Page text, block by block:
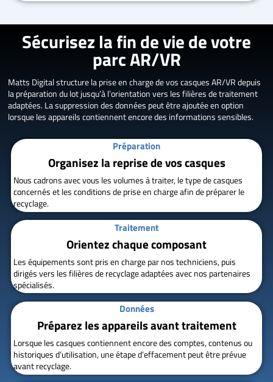
Sécurisez la fin de vie de votre
parc AR/VR
Matts Digital structure la prise en charge de vos casques AR/VR depuis
la préparation du lot jusqu’à l’orientation vers les filières de traitement
adaptées. La suppression des données peut être ajoutée en option
lorsque les appareils contiennent encore des informations sensibles.
Préparation
Organisez la reprise de vos casques
Nous cadrons avec vous les volumes à traiter, le type de casques
concernés et les conditions de prise en charge afin de préparer le
recyclage.
Traitement
Orientez chaque composant
Les équipements sont pris en charge par nos techniciens, puis
dirigés vers les filières de recyclage adaptées avec nos partenaires
spécialisés.
Données
Préparez les appareils avant traitement
Lorsque les casques contiennent encore des comptes, contenus ou
historiques d’utilisation, une étape d’effacement peut être prévue
avant recyclage.